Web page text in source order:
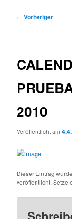
Beitragsnavigation
← Vorheriger
2010
Veröffentlicht am
Dieser Eintrag
veröffentlicht. Setze